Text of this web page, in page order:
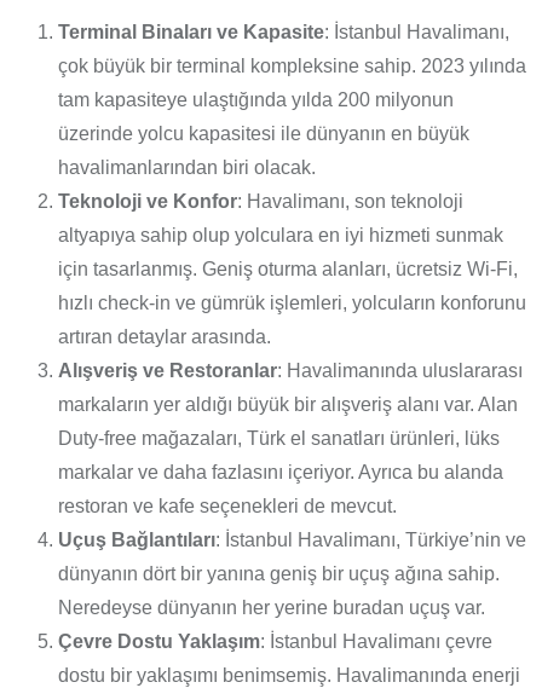
Terminal Binaları ve Kapasite: İstanbul Havalimanı,
çok büyük bir terminal kompleksine sahip. 2023 yılında
tam kapasiteye ulaştığında yılda 200 milyonun
üzerinde yolcu kapasitesi ile dünyanın en büyük
havalimanlarından biri olacak.
Teknoloji ve Konfor: Havalimanı, son teknoloji
altyapıya sahip olup yolculara en iyi hizmeti sunmak
için tasarlanmış. Geniş oturma alanları, ücretsiz Wi-Fi,
hızlı check-in ve gümrük işlemleri, yolcuların konforunu
artıran detaylar arasında.
Alışveriş ve Restoranlar: Havalimanında uluslararası
markaların yer aldığı büyük bir alışveriş alanı var. Alan
Duty-free mağazaları, Türk el sanatları ürünleri, lüks
markalar ve daha fazlasını içeriyor. Ayrıca bu alanda
restoran ve kafe seçenekleri de mevcut.
Uçuş Bağlantıları: İstanbul Havalimanı, Türkiye’nin ve
dünyanın dört bir yanına geniş bir uçuş ağına sahip.
Neredeyse dünyanın her yerine buradan uçuş var.
Çevre Dostu Yaklaşım: İstanbul Havalimanı çevre
dostu bir yaklaşımı benimsemiş. Havalimanında enerji